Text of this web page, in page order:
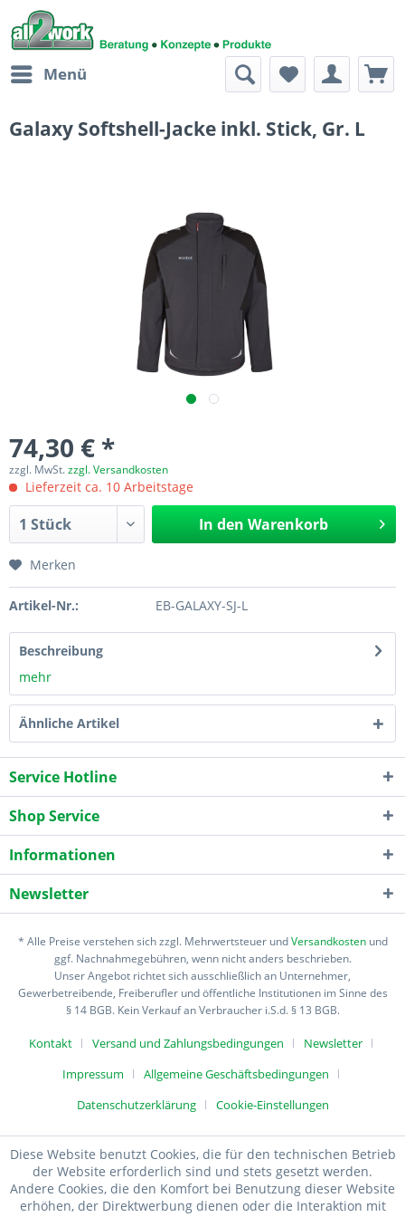
Menü
Galaxy Softshell-Jacke inkl. Stick, Gr. L
74,30 € *
zzgl. MwSt.zzgl. Versandkosten
Lieferzeit ca. 10 Arbeitstage
In den Warenkorb
Merken
Artikel-Nr.: EB-GALAXY-SJ-L
Beschreibung
mehr
Ähnliche Artikel
Service Hotline
Shop Service
Informationen
Newsletter
* Alle Preise verstehen sich zzgl. Mehrwertsteuer undVersandkostenund
ggf. Nachnahmegebühren, wenn nicht anders beschrieben.
Unser Angebot richtet sich ausschließlich an Unternehmer,
Gewerbetreibende, Freiberufler und öffentliche Institutionen im Sinne des
§ 14 BGB. Kein Verkauf an Verbraucher i.S.d. § 13 BGB.
Kontakt Versand und Zahlungsbedingungen
Newsletter
Impressum
Allgemeine Geschäftsbedingungen
Datenschutzerklärung
Cookie-Einstellungen
Diese Website benutzt Cookies, die für den technischen Betrieb
der Website erforderlich sind und stets gesetzt werden.
Andere Cookies, die den Komfort bei Benutzung dieser Website
erhöhen, der Direktwerbung dienen oder die Interaktion mit